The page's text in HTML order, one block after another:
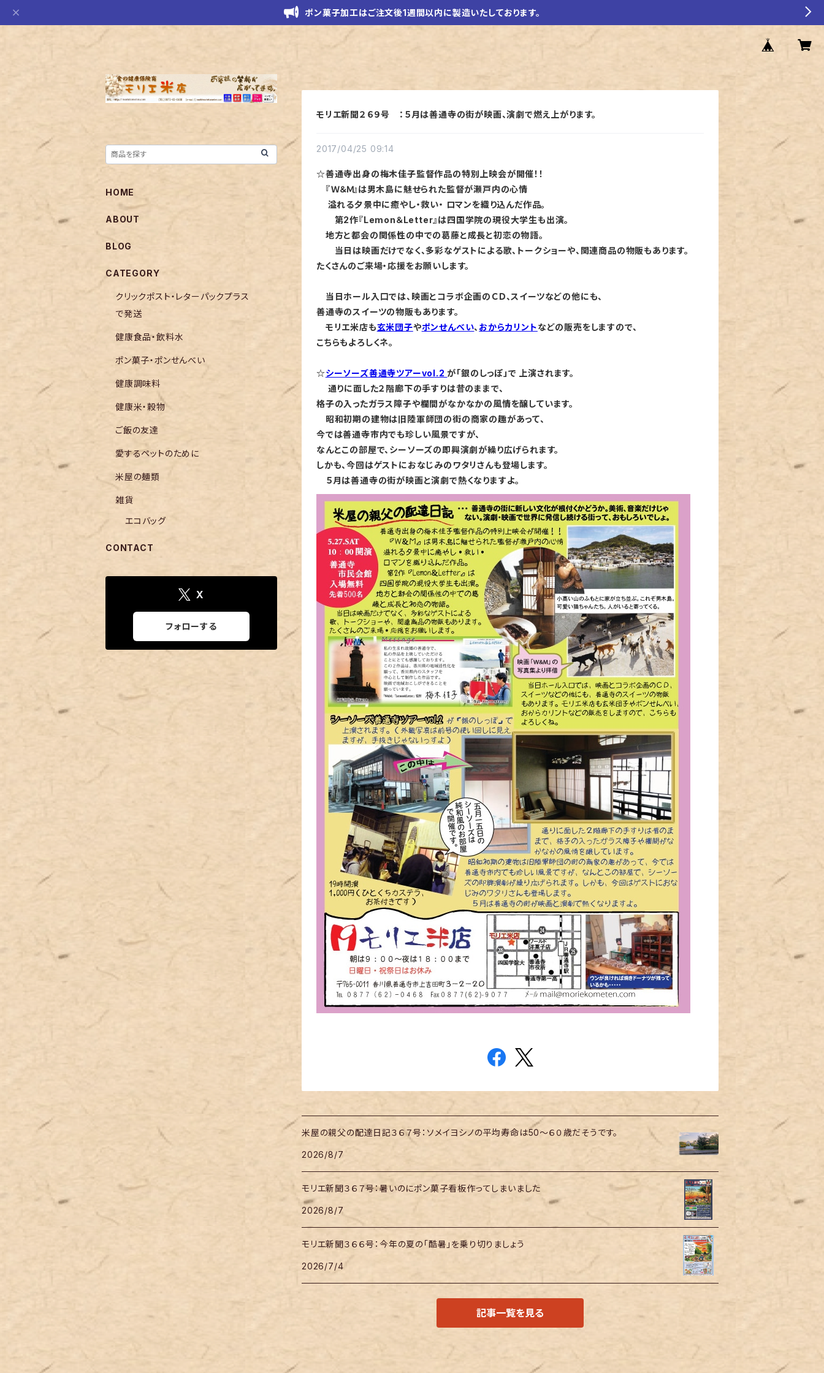
ポン菓子加工はご注文後1週間以内に製造いたしております。
モリエ新聞２６９号 ：５月は善通寺の街が映画、演劇で燃え上がります。
2017/04/25 09:14
☆善通寺出身の梅木佳子監督作品の特別上映会が開催！！
『Ｗ＆Ｍ』は男木島に魅せられた監督が瀬戸内の心情
溢れる夕景中に癒やし・救い・ ロマンを織り込んだ作品。
第2作『Lemon＆Letter』は四国学院の現役大学生も出演。
地方と都会の関係性の中での葛藤と成長と初恋の物語。
当日は映画だけでなく、多彩なゲストによる歌、トークショーや、関連商品の物販もあります。
たくさんのご来場・応援をお願いします。
当日ホール入口では、映画とコラボ企画のＣＤ、スイーツなどの他にも、
善通寺のスイーツの物販もあります。
モリエ米店も玄米団子やポンせんべい、 おからカリントなどの販売をしますので、
こちらもよろしくネ。
☆シーソーズ善通寺ツアーvol.2 が「銀のしっぽ」で
上演されます。
通りに面した２階廊下の手すりは昔のま まで、
格子の入ったガラス障子や欄間がなかなかの風情を醸しています。
昭和初期の建物は旧陸軍師団の街の商家の趣があって、
今では善通寺市内でも珍しい風景ですが、
なんとこの部屋で、シーソーズの即興演劇が繰り広げられます。
しかも、今回はゲストにおなじみのワタリさんも登場します。
５月は善通寺の街が映画と演劇で熱くなりますよ。
米屋の親父の配達日記３６７号：ソメイヨシノの平均寿命は50～６０歳だそうです。
2026/8/7
モリエ新聞３６７号：暑いのにポン菓子看板作ってしまいました
2026/8/7
モリエ新聞３６６号：今年の夏の「酷暑」を乗り切りましょう
2026/7/4
記事一覧を見る
HOME
ABOUT
BLOG
CATEGORY
クリックポスト・レターパックプラス
で発送
健康食品・飲料水
ポン菓子・ポンせんべい
健康調味料
健康米・穀物
ご飯の友達
愛するペットのために
米屋の麺類
雑貨
エコバッグ
CONTACT
X
フォローする